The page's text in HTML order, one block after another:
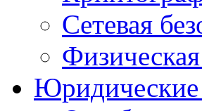
Сетевая